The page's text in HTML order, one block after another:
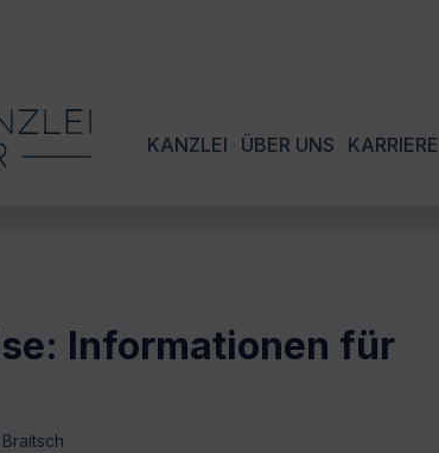
KANZLEI ÜBER UNS KARRIERE
Informationen für